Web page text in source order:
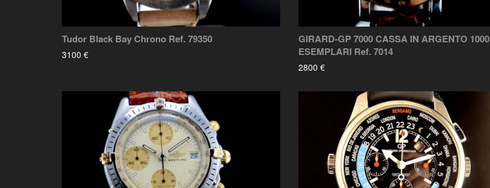
Tudor Black Bay Chrono Ref. 79350
3100 €
GIRARD-GP 7000 CASSA IN ARGENTO 1000
ESEMPLARI Ref. 7014
2800 €